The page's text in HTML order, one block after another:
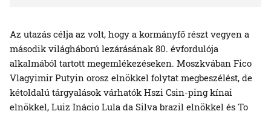
Az utazás célja az volt, hogy a kormányfő részt vegyen a
második világháború lezárásának 80. évfordulója
alkalmából tartott megemlékezéseken. Moszkvában Fico
Vlagyimir Putyin orosz elnökkel folytat megbeszélést, de
kétoldalú tárgyalások várhatók Hszi Csin-ping kínai
elnökkel, Luiz Inácio Lula da Silva brazil elnökkel és To